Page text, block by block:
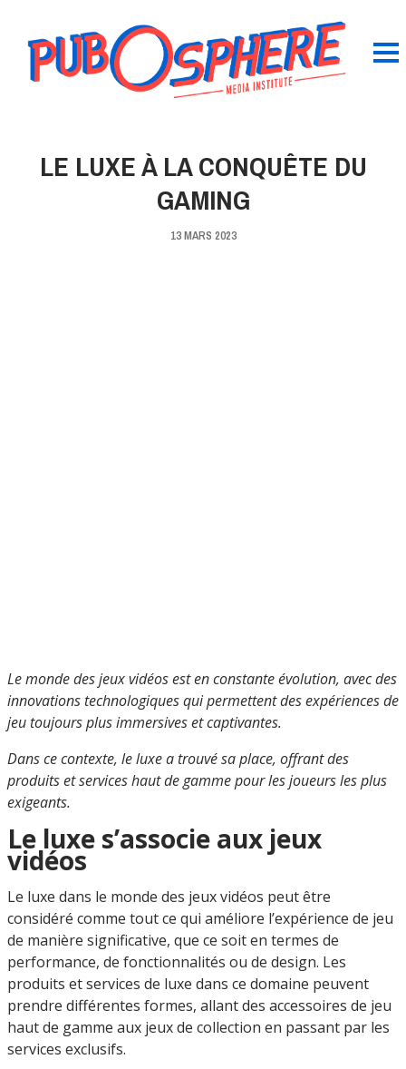
LE LUXE À LA CONQUÊTE DU
GAMING
13 MARS 2023
Le monde des jeux vidéos est en constante évolution, avec des
innovations technologiques qui permettent des expériences de
jeu toujours plus immersives et captivantes.
Dans ce contexte, le luxe a trouvé sa place, offrant des
produits et services haut de gamme pour les joueurs les plus
exigeants.
Le luxe s’associe aux jeux
vidéos
Le luxe dans le monde des jeux vidéos peut être
considéré comme tout ce qui améliore l’expérience de jeu
de manière significative, que ce soit en termes de
performance, de fonctionnalités ou de design. Les
produits et services de luxe dans ce domaine peuvent
prendre différentes formes, allant des accessoires de jeu
haut de gamme aux jeux de collection en passant par les
services exclusifs.